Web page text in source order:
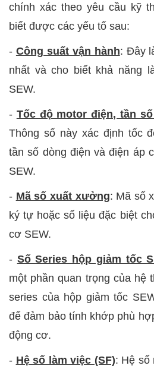
chính xác theo yêu cầu kỹ
biết được các yếu tố sau:
- Công suất vận hành: Đây
nhất và cho biết khả năng
SEW.
- Tốc độ motor điện, tần
Thông số này xác định tốc
tần số dòng điện và điện áp
SEW.
- Mã số xuất xưởng: Mã số
ký tự hoặc số liệu đặc biệt
cơ SEW.
- Số Series hộp giảm tốc
một phần quan trọng của hệ
series của hộp giảm tốc
để đảm bảo tính khớp phù
động cơ.
- Hệ số làm việc (SF): Hệ số